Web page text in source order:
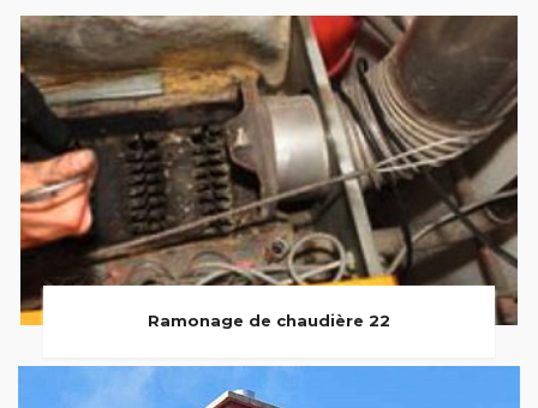
Ramonage de chaudière 22